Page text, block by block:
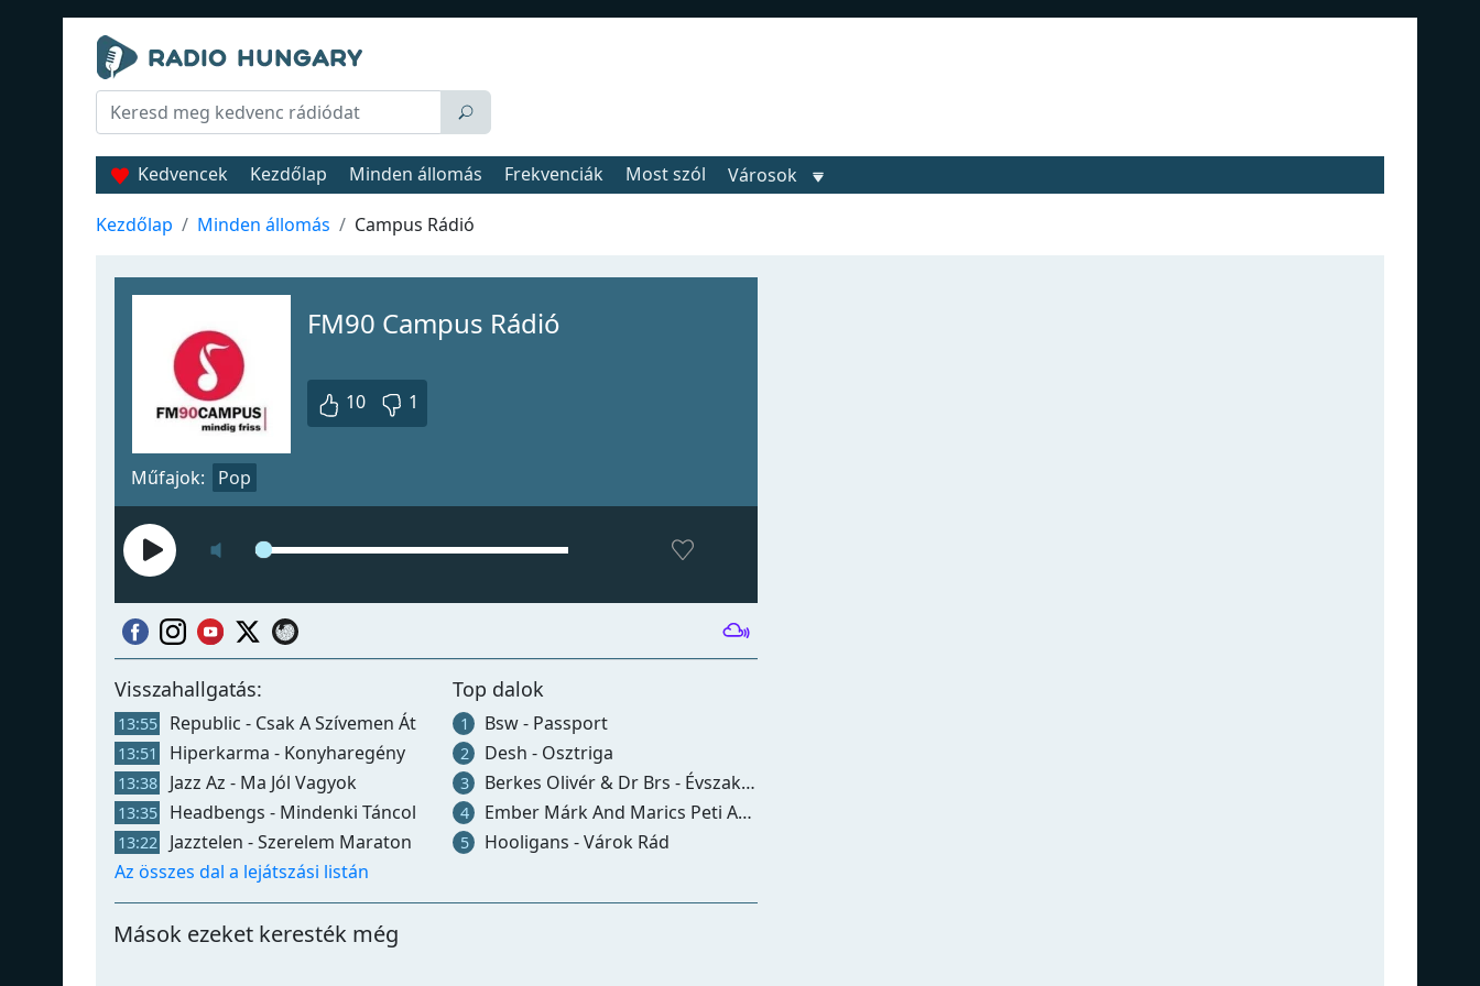
Kedvencek Kezdőlap Minden állomás Frekvenciák Most szól Városok
Kezdőlap Minden állomás Campus Rádió
FM90 Campus Rádió
10 1
Műfajok: Pop
Visszahallgatás:
13:55 Republic - Csak A Szívemen Át
13:51 Hiperkarma - Konyharegény
13:38 Jazz Az - Ma Jól Vagyok
13:35 Headbengs - Mindenki Táncol
13:22
Jazztelen - Szerelem Maraton
Az összes dal a lejátszási listán
Top dalok
1 Bsw - Passport
2 Desh - Osztriga
3 Berkes Olivér & Dr Brs - Évszakok
4 Ember Márk And Marics Peti And Kirády Marcell - Gyere És Szeress (hogyan Tudnék Élni Nélküled)
5 Hooligans - Várok Rád
Mások ezeket keresték még